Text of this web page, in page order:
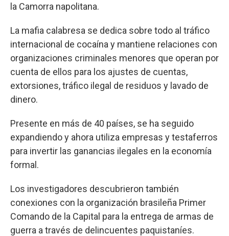
la Camorra napolitana.
La mafia calabresa se dedica sobre todo al tráfico
internacional de cocaína y mantiene relaciones con
organizaciones criminales menores que operan por
cuenta de ellos para los ajustes de cuentas,
extorsiones, tráfico ilegal de residuos y lavado de
dinero.
Presente en más de 40 países, se ha seguido
expandiendo y ahora utiliza empresas y testaferros
para invertir las ganancias ilegales en la economía
formal.
Los investigadores descubrieron también
conexiones con la organización brasileña Primer
Comando de la Capital para la entrega de armas de
guerra a través de delincuentes paquistaníes.